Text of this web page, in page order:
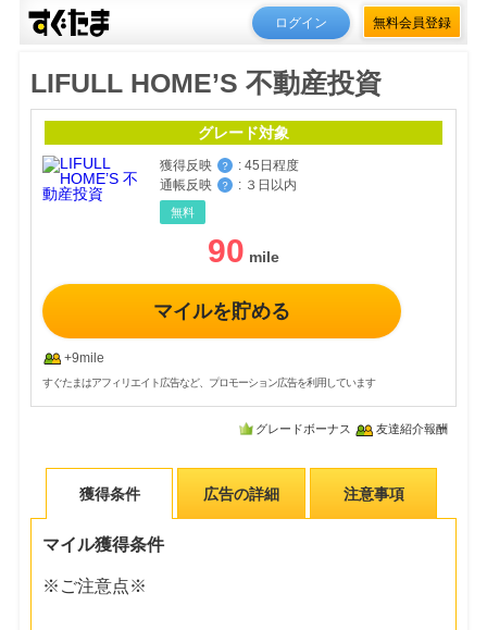
ログイン 無料会員登録
LIFULL HOME’S 不動産投資
グレード対象
獲得反映 ？ : 45日程度
通帳反映
？ : ３日以内
無料
90
マイルを貯める
+9mile
すぐたまはアフィリエイト広告など、プロモーション広告を利用しています
グレードボーナス 友達紹介報酬
獲得条件 広告の詳細 注意事項
マイル獲得条件
※ご注意点※